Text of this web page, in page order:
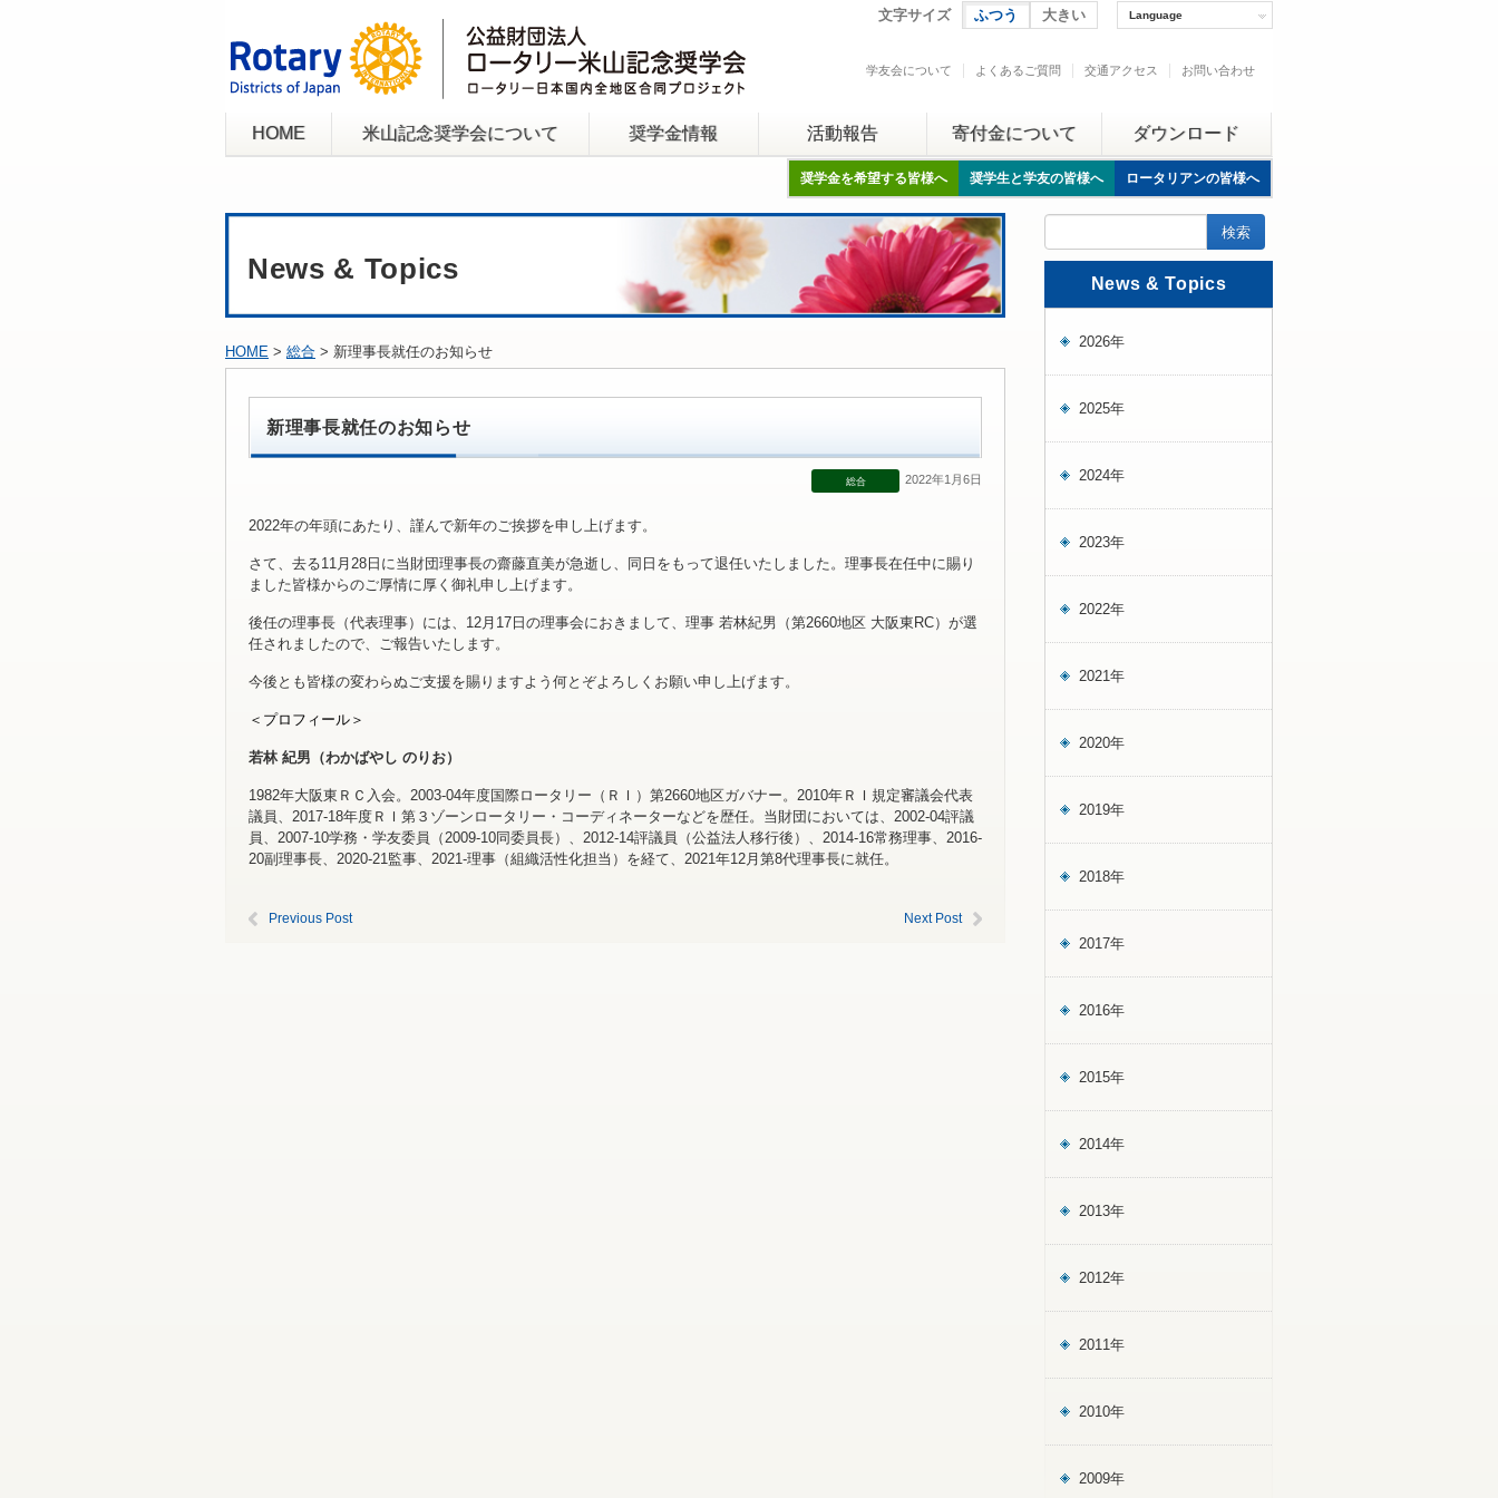
文字サイズ ふつう 大きい Language
学友会について よくあるご質問 交通アクセス お問い合わせ
HOME 米山記念奨学会について 奨学金情報 活動報告 寄付金について ダウンロード
奨学金を希望する皆様へ 奨学生と学友の皆様へ ロータリアンの皆様へ
News & Topics
HOME > 総合 > 新理事長就任のお知らせ
新理事長就任のお知らせ
総合 2022年1月6日
2022年の年頭にあたり、謹んで新年のご挨拶を申し上げます。
さて、去る11月28日に当財団理事長の齋藤直美が急逝し、同日をもって退任いたしました。理事長在任中に賜り
ました皆様からのご厚情に厚く御礼申し上げます。
後任の理事長（代表理事）には、12月17日の理事会におきまして、理事 若林紀男（第2660地区 大阪東RC）が選
任されましたので、ご報告いたします。
今後とも皆様の変わらぬご支援を賜りますよう何とぞよろしくお願い申し上げます。
＜プロフィール＞
若林 紀男（わかばやし のりお）
1982年大阪東ＲＣ入会。2003-04年度国際ロータリー（ＲＩ）第2660地区ガバナー。2010年ＲＩ規定審議会代表
議員、2017-18年度ＲＩ第３ゾーンロータリー・コーディネーターなどを歴任。当財団においては、2002-04評議
員、2007-10学務・学友委員（2009-10同委員長）、2012-14評議員（公益法人移行後）、2014-16常務理事、2016-
20副理事長、2020-21監事、2021-理事（組織活性化担当）を経て、2021年12月第8代理事長に就任。
Previous Post Next Post
News & Topics
2026年
2025年
2024年
2023年
2022年
2021年
2020年
2019年
2018年
2017年
2016年
2015年
2014年
2013年
2012年
2011年
2010年
2009年